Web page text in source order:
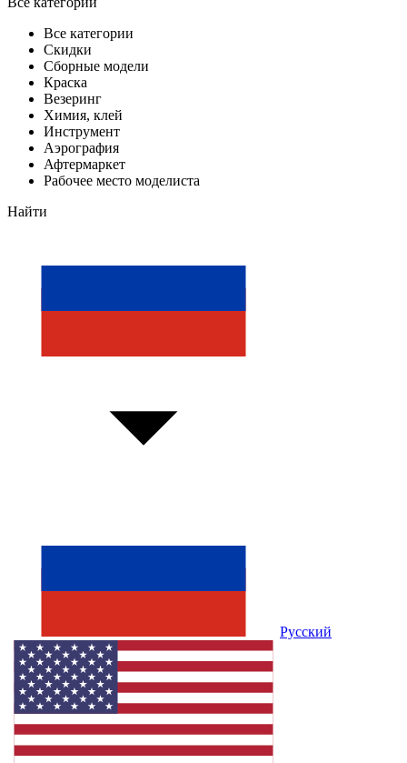
Все категории
Скидки
Сборные модели
Краска
Везеринг
Химия, клей
Инструмент
Аэрография
Афтермаркет
Рабочее место моделиста
Найти
Русский